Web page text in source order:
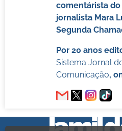
comentárista
jornalista Mara
Segunda
Por 20 anos
Sistema Jornal
Comunicação,